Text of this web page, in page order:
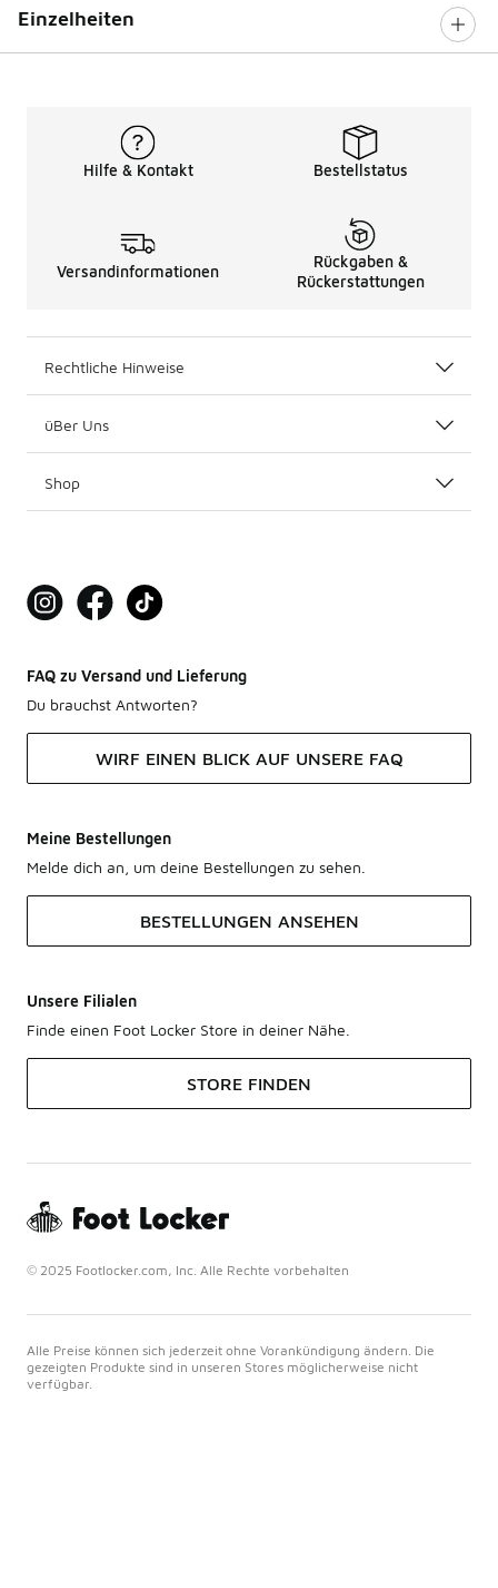
Einzelheiten
Hilfe & Kontakt Bestellstatus
Versandinformationen
Rückgaben &
Rückerstattungen
Rechtliche Hinweise
üBer Uns
Shop
FAQ zu Versand und Lieferung
Du brauchst Antworten?
WIRF EINEN BLICK AUF UNSERE FAQ
Meine Bestellungen
Melde dich an, um deine Bestellungen zu sehen.
BESTELLUNGEN ANSEHEN
Unsere Filialen
Finde einen Foot Locker Store in deiner Nähe.
STORE FINDEN
© 2025 Footlocker.com, Inc. Alle Rechte vorbehalten
Alle Preise können sich jederzeit ohne Vorankündigung ändern. Die
gezeigten Produkte sind in unseren Stores möglicherweise nicht
verfügbar.